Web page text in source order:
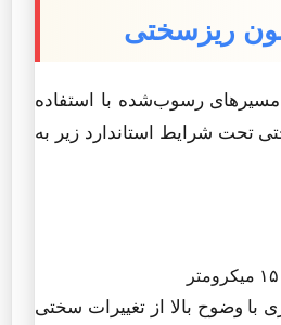
رسوب‌شده با استفاده
تحت شرایط استاندارد زیر به
با وضوح بالا از تغییرات سختی